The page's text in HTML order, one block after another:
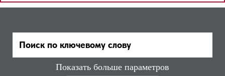
Показать больше параметров